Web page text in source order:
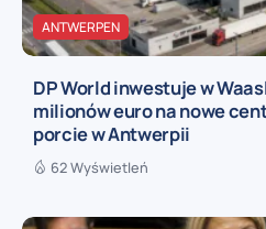
ANTWERPEN
DP World inwestuje w
milionów euro na nowe
porcie w Antwerpii
62 Wyświetleń